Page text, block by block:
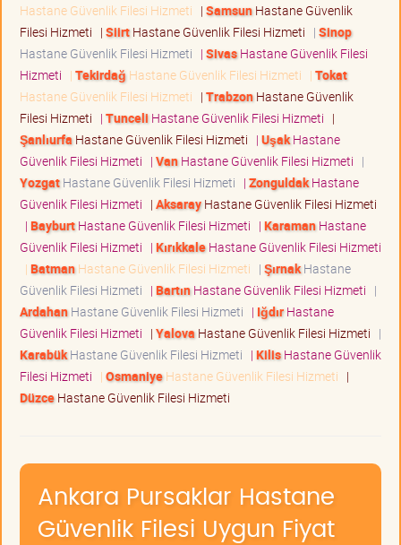
Hastane Güvenlik Filesi Hizmeti | SamsunHastane Güvenlik
Filesi Hizmeti | SiirtHastane Güvenlik Filesi Hizmeti | Sinop
Hastane Güvenlik Filesi Hizmeti | SivasHastane Güvenlik Filesi
Hizmeti | Tekirdağ Hastane Güvenlik Filesi Hizmeti | Tokat
Hastane Güvenlik Filesi Hizmeti | TrabzonHastane Güvenlik
Filesi Hizmeti | Tunceli Hastane Güvenlik Filesi Hizmeti |
Şanlıurfa Hastane Güvenlik Filesi Hizmeti | UşakHastane
Güvenlik Filesi Hizmeti | VanHastane Güvenlik Filesi Hizmeti |
YozgatHastane Güvenlik Filesi Hizmeti | ZonguldakHastane
Güvenlik Filesi Hizmeti | AksarayHastane Güvenlik Filesi Hizmeti
| BayburtHastane Güvenlik Filesi Hizmeti | KaramanHastane
Güvenlik Filesi Hizmeti | KırıkkaleHastane Güvenlik Filesi Hizmeti
| BatmanHastane Güvenlik Filesi Hizmeti | ŞırnakHastane
Güvenlik Filesi Hizmeti | BartınHastane Güvenlik Filesi Hizmeti |
ArdahanHastane Güvenlik Filesi Hizmeti | IğdırHastane
Güvenlik Filesi Hizmeti | Yalova Hastane Güvenlik Filesi Hizmeti |
KarabükHastane Güvenlik Filesi Hizmeti | KilisHastane Güvenlik
Filesi Hizmeti | OsmaniyeHastane Güvenlik Filesi Hizmeti |
DüzceHastane Güvenlik Filesi Hizmeti
Ankara Pursaklar Hastane
Güvenlik Filesi Uygun Fiyat